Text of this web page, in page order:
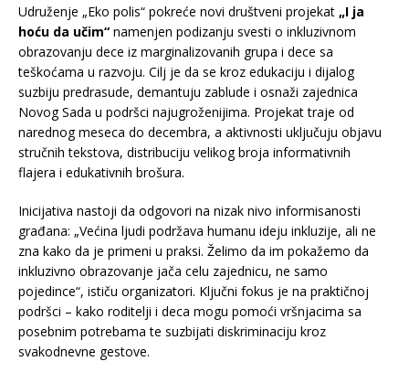
Udruženje „Eko polis“ pokreće novi društveni projekat „I ja
hoću da učim“ namenjen podizanju svesti o inkluzivnom
obrazovanju dece iz marginalizovanih grupa i dece sa
teškoćama u razvoju. Cilj je da se kroz edukaciju i dijalog
suzbiju predrasude, demantuju zablude i osnaži zajednica
Novog Sada u podršci najugroženijima. Projekat traje od
narednog meseca do decembra, a aktivnosti uključuju objavu
stručnih tekstova, distribuciju velikog broja informativnih
flajera i edukativnih brošura.
Inicijativa nastoji da odgovori na nizak nivo informisanosti
građana: „Većina ljudi podržava humanu ideju inkluzije, ali ne
zna kako da je primeni u praksi. Želimo da im pokažemo da
inkluzivno obrazovanje jača celu zajednicu, ne samo
pojedince“, ističu organizatori. Ključni fokus je na praktičnoj
podršci – kako roditelji i deca mogu pomoći vršnjacima sa
posebnim potrebama te suzbijati diskriminaciju kroz
svakodnevne gestove.